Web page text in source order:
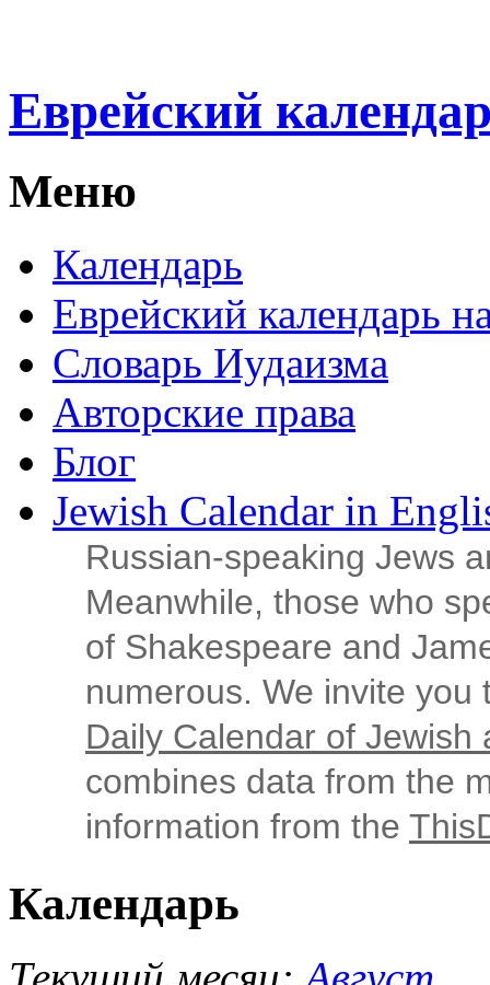
Еврейский
Меню
Календарь
Еврейский календарь
Словарь Иудаизма
Авторские права
Блог
Jewish Calendar in
Russian‑speaking Jews
Meanwhile, those who
of Shakespeare and
numerous. We invite
Daily Calendar of Jewish
combines data from the
information from the
Календарь